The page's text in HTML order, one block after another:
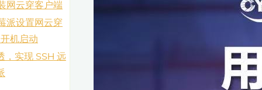
网云穿客户端
派设置网云穿
机启动
，实现 SSH 远